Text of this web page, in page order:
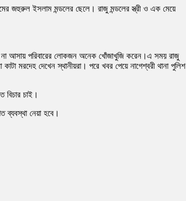
জহুরুল ইসলাম মন্ডলের ছেলে। রাজু মন্ডলের স্ত্রী ও এক মেয়ে
না আসায় পরিবারের লোকজন অনেক খোঁজাখুজি করেন।এ সময় রাজু
মরদেহ দেখেন স্থানীয়রা। পরে খবর পেয়ে নাগেশ্বরী থানা পুলিশ
চাই।
নেয়া হবে।